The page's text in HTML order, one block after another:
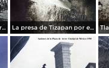
Mercado de San Juan por el fotografo Felix Miret La presa de Tizapan por el fotografo Fernando Kososky. ( Circulada el 22 de Diembre de 1910 ).